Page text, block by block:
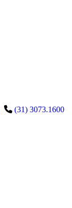
(31) 3073.1600